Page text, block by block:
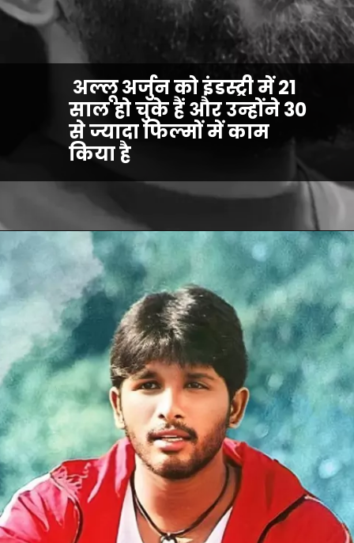
अल्लू अर्जुन को इंडस्ट्री में 21
साल हो चुके हैं और उन्होंने 30
से ज्यादा फिल्मों में काम
किया है